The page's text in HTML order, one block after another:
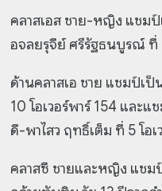
คลาสเอส ชาย-หญิง แชม
อจลยรุจีย์ ศรีรัฐธนบูรณ์
ด้านคลาสเอ ชาย แชมป์เ
10 โอเวอร์พาร์ 154 และ
ดี-พาไสว ฤทธิ์เต็ม ที่ 5 โอเ
คลาสซี ชายและหญิง แช